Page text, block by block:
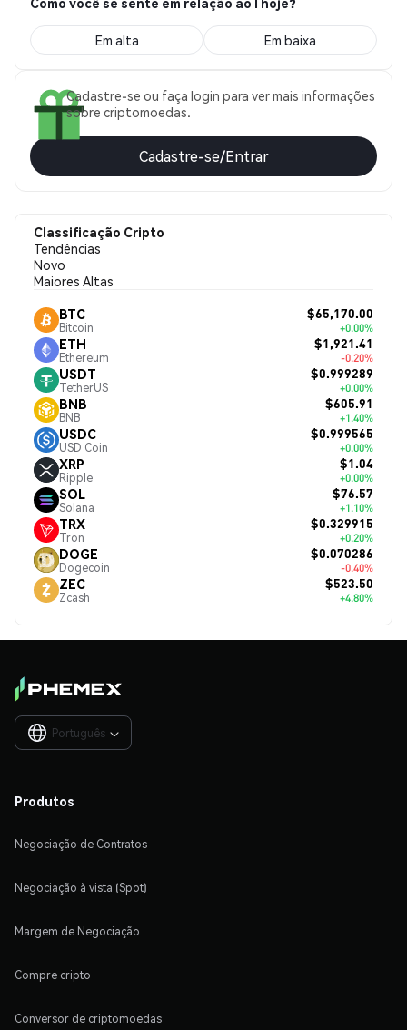
Em alta Em baixa
Cadastre-se ou faça login para ver mais informações
sobre criptomoedas.
Cadastre-se/Entrar
Classificação Cripto
Tendências
Novo
Maiores Altas
BTC
Bitcoin
$65,170.00
+0.00%
ETH
Ethereum
$1,921.41
-0.20%
USDT
TetherUS
$0.999289
+0.00%
BNB
BNB
$605.91
+1.40%
USDC
USD Coin
$0.999565
+0.00%
XRP
Ripple
$1.04
+0.00%
SOL
Solana
$76.57
+1.10%
TRX
Tron
$0.329915
+0.20%
DOGE
Dogecoin
$0.070286
-0.40%
ZEC
Zcash
$523.50
+4.80%
Português 
Produtos
Negociação de Contratos
Negociação à vista (Spot)
Margem de Negociação
Compre cripto
Conversor de criptomoedas